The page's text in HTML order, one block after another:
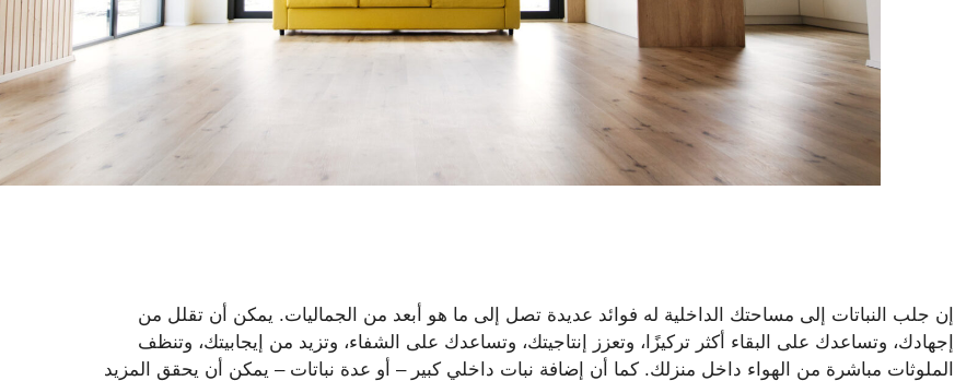
إن جلب النباتات إلى مساحتك الداخلية له فوائد عديدة تصل إلى ما هو أبعد من الجماليات. يمكن أن تقلل من
إجهادك، وتساعدك على البقاء أكثر تركيزًا، وتعزز إنتاجيتك، وتساعدك على الشفاء، وتزيد من إيجابيتك، وتنظف
الملوثات مباشرة من الهواء داخل منزلك. كما أن إضافة نبات داخلي كبير – أو عدة نباتات – يمكن أن يحقق المزيد